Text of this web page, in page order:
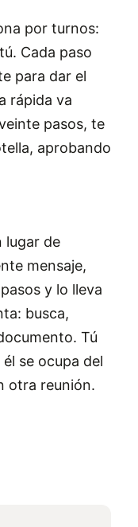
por turnos:
Cada paso
para dar el
rápida va
pasos, te
aprobando
lugar de
mensaje,
y lo lleva
busca,
Tú
se ocupa del
otra reunión.